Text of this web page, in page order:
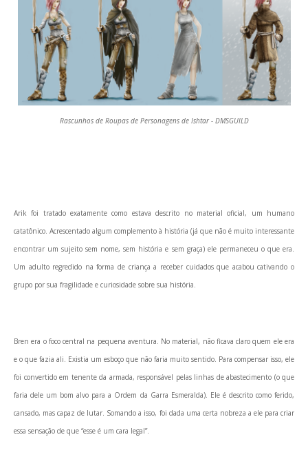
Rascunhos de Roupas de Personagens de Ishtar - DMSGUILD
Arik foi tratado exatamente como estava descrito no material oficial, um humano
catatônico. Acrescentado algum complemento à história (já que não é muito interessante
encontrar um sujeito sem nome, sem história e sem graça) ele permaneceu o que era.
Um adulto regredido na forma de criança a receber cuidados que acabou cativando o
grupo por sua fragilidade e curiosidade sobre sua história.
Bren era o foco central na pequena aventura. No material, não ficava claro quem ele era
e o que fazia ali. Existia um esboço que não faria muito sentido. Para compensar isso, ele
foi convertido em tenente da armada, responsável pelas linhas de abastecimento (o que
faria dele um bom alvo para a Ordem da Garra Esmeralda). Ele é descrito como ferido,
cansado, mas capaz de lutar. Somando a isso, foi dada uma certa nobreza a ele para criar
essa sensação de que “esse é um cara legal”.